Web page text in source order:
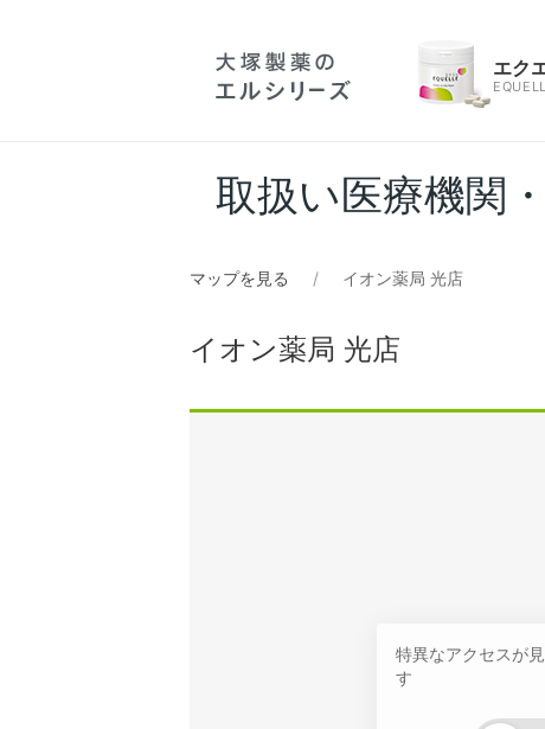
エク
取扱い医療機関
マップを見る イオン薬局 光店
イオン薬局 光店
特異なアクセスが
す